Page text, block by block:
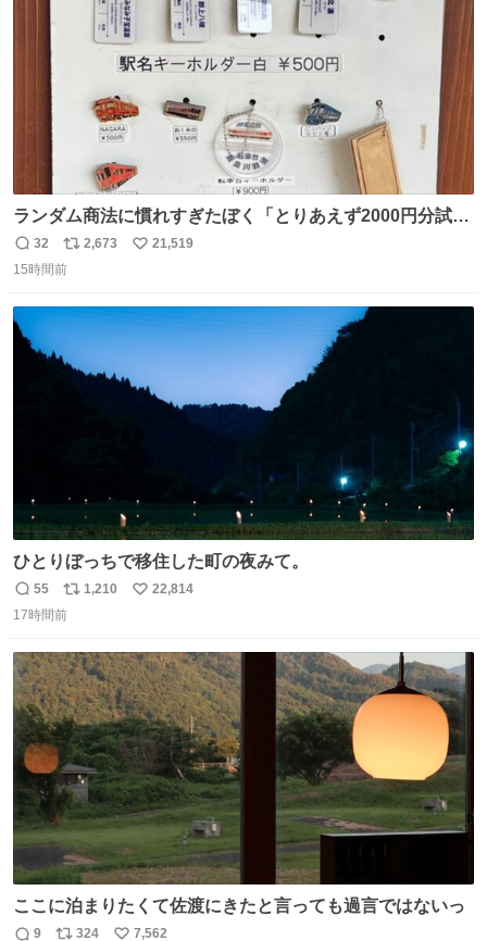
ランダム商法に慣れすぎたぼく「とりあえず2000円分試し
てみるか…」 駅員さん「どれが欲しいの？」 ぼく「えっ
良いんですか？」 駅員さん「何が…？？」 やっぱランダム
わ！！！！！！！！！！！！！！！！！！！！
返
信
32
リ
ポ
ト
2,673
い
数
21,519
15時間前
ひとりぼっちで移住した町の夜みて。
返
信
55
リ
ポ
ト
数
1,210
い
数
22,814
17時間前
ここに泊まりたくて佐渡にきたと言っても過言ではないっ
9 324 7,562